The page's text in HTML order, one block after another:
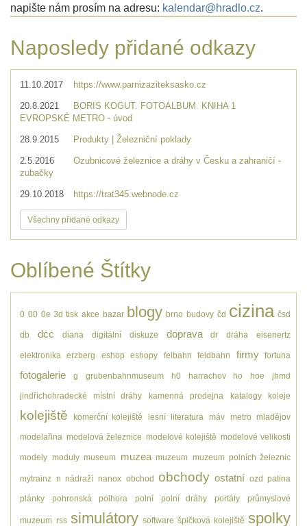
napište nám prosím na adresu: kalendar@hradlo.cz.
Naposledy přidané odkazy
11.10.2017 https://www.parnizaziteksasko.cz
20.8.2021
BORIS KOGUT. FOTOALBUM. KNIHA 1
EVROPSKÉ METRO - úvod
28.9.2015 Produkty | Železniční poklady
2.5.2016
Ozubnicové železnice a dráhy v Česku a zahraničí -
zubačky
29.10.2018 https://trat345.webnode.cz
Všechny přidané odkazy
Oblíbené Štítky
0 00 0e 3d tisk akce bazar blogy brno budovy čd cizina čsd
db dcc diana digitální diskuze doprava dr dráha eisenertz
elektronika erzberg eshop eshopy felbahn feldbahn firmy fortuna
fotogalerie g grubenbahnmuseum h0 harrachov ho hoe jhmd
jindřichohradecké místní dráhy kamenná prodejna katalogy koleje
kolejiště komerční kolejiště lesní literatura máv metro mladějov
modelařina modelová železnice modelové kolejiště modelové velikosti
modely moduly museum muzea muzeum muzeum polních železnic
mytrainz n nádraží nanox obchod obchody ostatní ozd patina
plánky pohronská polhora polní polní dráhy portály průmyslové
muzeum rss simulátory software špičková kolejiště spolky